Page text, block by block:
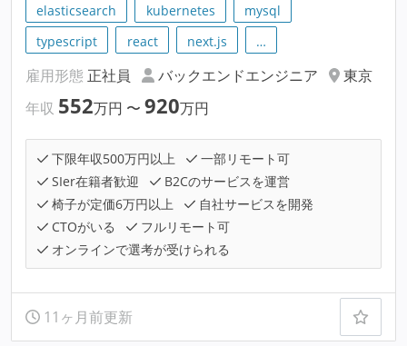
elasticsearch kubernetes
mysql
typescript
react next.js …
雇用形態 正社員 バックエンドエンジニア
東京
年収 552万円 〜 920万円
下限年収500万円以上
一部リモート可
SIer在籍者歓迎
B2Cのサービスを運営
椅子が定価6万円以上
自社サービスを開発
CTOがいる
フルリモート可
オンラインで選考が受けられる
11ヶ月前更新